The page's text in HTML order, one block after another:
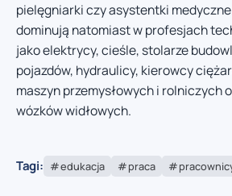
pielęgniarki czy asystentki
dominują natomiast w profesjach
jako elektrycy, cieśle, stolarze
pojazdów, hydraulicy, kierowcy
maszyn przemysłowych i rolniczych
wózków widłowych.
Tagi: edukacja praca